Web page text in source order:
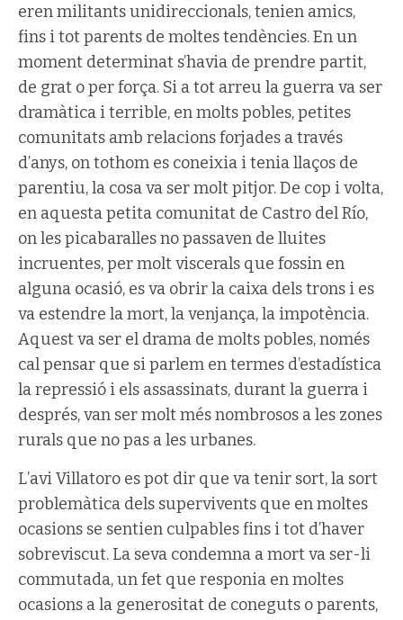
eren militants unidireccionals, tenien amics,
fins i tot parents de moltes tendències. En un
moment determinat s’havia de prendre partit,
de grat o per força. Si a tot arreu la guerra va ser
dramàtica i terrible, en molts pobles, petites
comunitats amb relacions forjades a través
d’anys, on tothom es coneixia i tenia llaços de
parentiu, la cosa va ser molt pitjor. De cop i volta,
en aquesta petita comunitat de Castro del Río,
on les picabaralles no passaven de lluites
incruentes, per molt viscerals que fossin en
alguna ocasió, es va obrir la caixa dels trons i es
va estendre la mort, la venjança, la impotència.
Aquest va ser el drama de molts pobles, només
cal pensar que si parlem en termes d’estadística
la repressió i els assassinats, durant la guerra i
després, van ser molt més nombrosos a les zones
rurals que no pas a les urbanes.
L’avi Villatoro es pot dir que va tenir sort, la sort
problemàtica dels supervivents que en moltes
ocasions se sentien culpables fins i tot d’haver
sobreviscut. La seva condemna a mort va ser-li
commutada, un fet que responia en moltes
ocasions a la generositat de coneguts o parents,